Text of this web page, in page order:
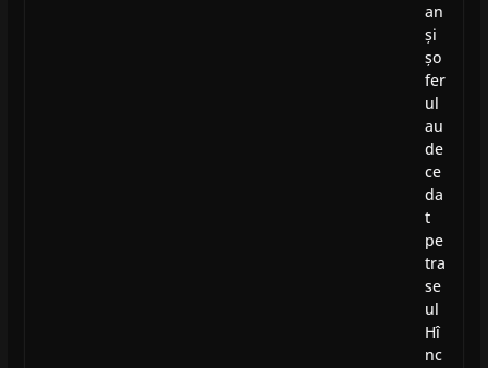
an
și
șo
fer
ul
au
de
ce
da
t
pe
tra
se
ul
Hî
nc